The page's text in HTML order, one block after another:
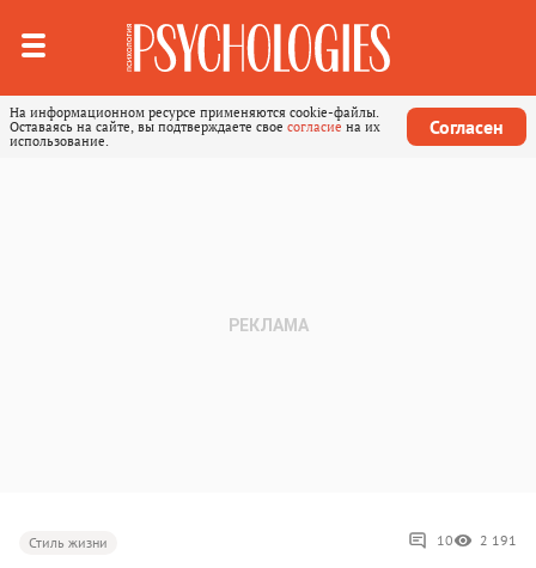
На информационном ресурсе применяются cookie-файлы.
Оставаясь на сайте, вы подтверждаете свое согласие на их
использование.
Согласен
Стиль жизни 10 2 191